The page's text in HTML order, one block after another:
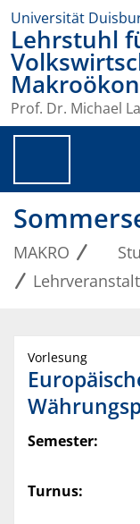
Universität
Lehrstuhl
Prof. Dr. Michael
MAKRO
Vorlesung
Semester:
Turnus: